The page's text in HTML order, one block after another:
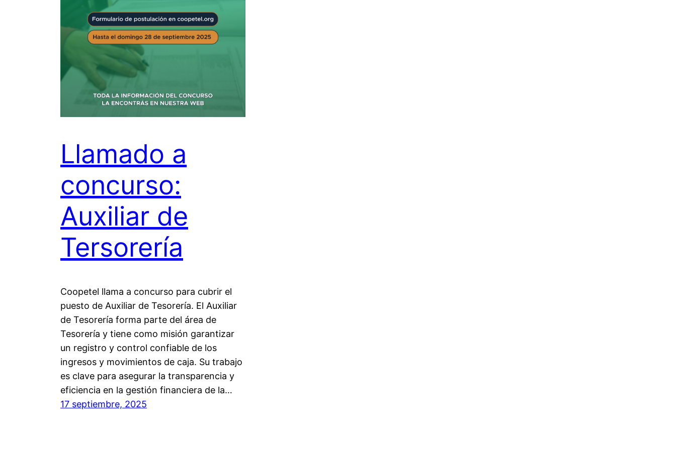
Llamado a
concurso:
Auxiliar de
Tersorería
Coopetel llama a concurso para cubrir el
puesto de Auxiliar de Tesorería. El Auxiliar
de Tesorería forma parte del área de
Tesorería y tiene como misión garantizar
un registro y control confiable de los
ingresos y movimientos de caja. Su trabajo
es clave para asegurar la transparencia y
eficiencia en la gestión financiera de la…
17 septiembre, 2025